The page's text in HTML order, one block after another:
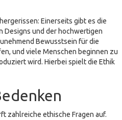
Einerseits gibt es die
Designs und der hochwertigen
Bewusstsein für die
und viele Menschen beginnen zu
wird. Hierbei spielt die Ethik
zahlreiche ethische Fragen auf.